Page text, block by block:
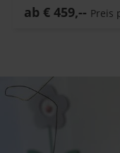
ab € 459,-- Preis